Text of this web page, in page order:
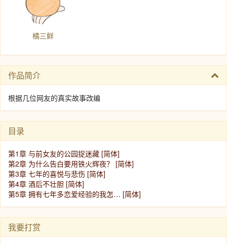
橘三鲜
作品简介
根据几位网友的真实故事改编
目录
第1章 与前女友的公园捉迷藏 [简体]
第2章 为什么告白要用铁火辉夜？ [简体]
第3章 七年的喜悦与悲伤 [简体]
第4章 酒后不壮胆 [简体]
第5章 拥有七年多恋爱经验的我怎… [简体]
我要打赏